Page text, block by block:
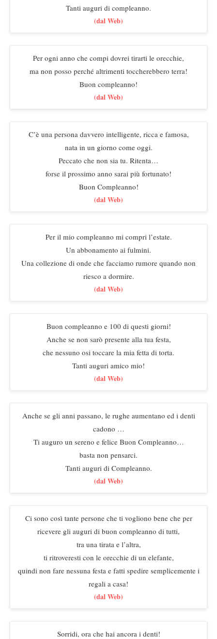
Tanti auguri di compleanno.
(dal Web)
Per ogni anno che compi dovrei tirarti le orecchie,
ma non posso perché altrimenti toccherebbero terra!
Buon compleanno!
(dal Web)
C’è una persona davvero intelligente, ricca e famosa,
nata in un giorno come oggi.
Peccato che non sia tu. Ritenta…
forse il prossimo anno sarai più fortunato!
Buon Compleanno!
(dal Web)
Per il mio compleanno mi compri l’estate.
Un abbonamento ai fulmini.
Una collezione di onde che facciamo rumore quando non
riesco a dormire.
(dal Web)
Buon compleanno e 100 di questi giorni!
Anche se non sarò presente alla tua festa,
che nessuno osi toccare la mia fetta di torta.
Tanti auguri amico mio!
(dal Web)
Anche se gli anni passano, le rughe aumentano ed i denti
cadono …
Ti auguro un sereno e felice Buon Compleanno…
basta non pensarci.
Tanti auguri di Compleanno.
(dal Web)
Ci sono così tante persone che ti vogliono bene che per
ricevere gli auguri di buon compleanno di tutti,
tra una tirata e l’altra,
ti ritroveresti con le orecchie di un elefante,
quindi non fare nessuna festa e fatti spedire semplicemente i
regali a casa!
(dal Web)
Sorridi, ora che hai ancora i denti!